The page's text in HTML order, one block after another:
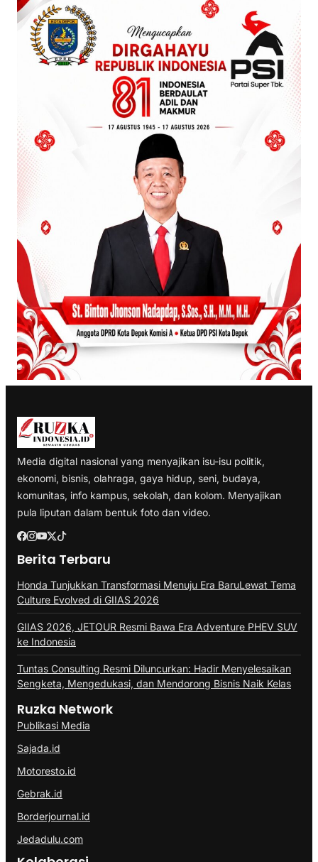
Media digital nasional yang menyajikan isu-isu politik,
ekonomi, bisnis, olahraga, gaya hidup, seni, budaya,
komunitas, info kampus, sekolah, dan kolom. Menyajikan
pula liputan dalam bentuk foto dan video.
Berita Terbaru
Honda Tunjukkan Transformasi Menuju Era BaruLewat Tema
Culture Evolved di GIIAS 2026
GIIAS 2026, JETOUR Resmi Bawa Era Adventure PHEV SUV
ke Indonesia
Tuntas Consulting Resmi Diluncurkan: Hadir Menyelesaikan
Sengketa, Mengedukasi, dan Mendorong Bisnis Naik Kelas
Ruzka Network
Publikasi Media
Sajada.id
Motoresto.id
Gebrak.id
Borderjournal.id
Jedadulu.com